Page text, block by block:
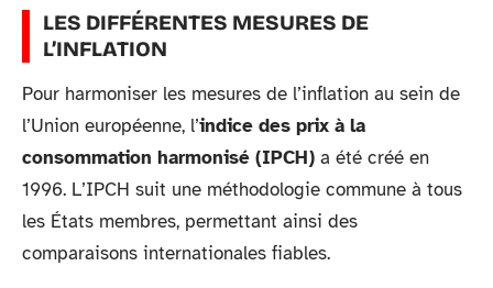
LES DIFFÉRENTES MESURES DE
L’INFLATION
Pour harmoniser les mesures de l’inflation au sein de
l’Union européenne, l’indice des prix à la
consommation harmonisé (IPCH) a été créé en
1996. L’IPCH suit une méthodologie commune à tous
les États membres, permettant ainsi des
comparaisons internationales fiables.